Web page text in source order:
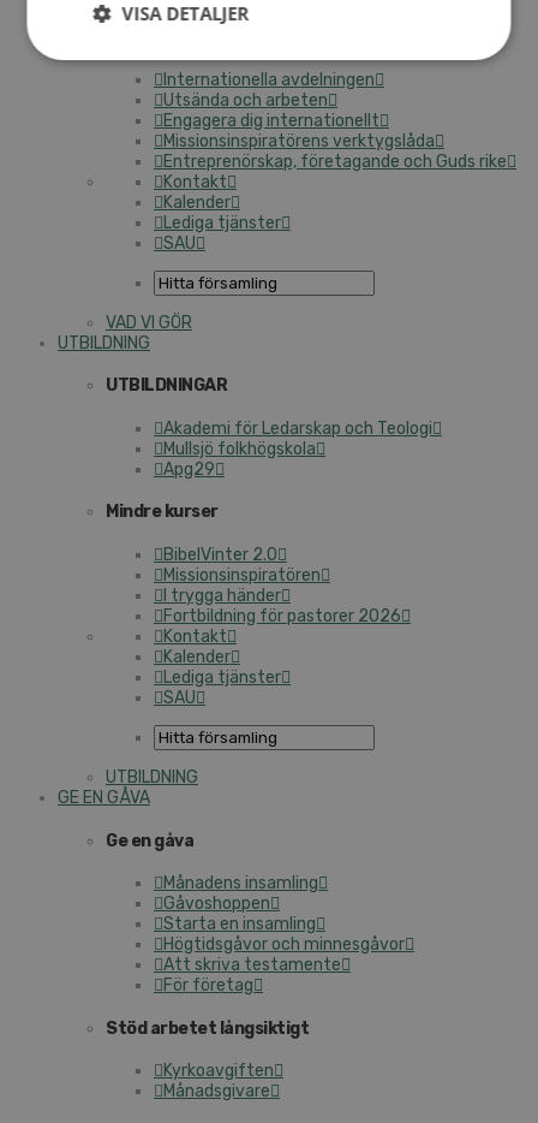
Internationella avdelningen
Utsända och arbeten
Engagera dig internationellt
Missionsinspiratörens verktygslåda
Entreprenörskap, företagande och Guds rike
Kontakt
Kalender
Lediga tjänster
SAU
VAD VI GÖR
UTBILDNING
UTBILDNINGAR
Akademi för Ledarskap och Teologi
Mullsjö folkhögskola
Apg29
Mindre kurser
BibelVinter 2.0
Missionsinspiratören
I trygga händer
Fortbildning för pastorer 2026
Kontakt
Kalender
Lediga tjänster
SAU
UTBILDNING
GE EN GÅVA
Ge en gåva
Månadens insamling
Gåvoshoppen
Starta en insamling
Högtidsgåvor och minnesgåvor
Att skriva testamente
För företag
Stöd arbetet långsiktigt
Kyrkoavgiften
Månadsgivare
VISA DETALJER